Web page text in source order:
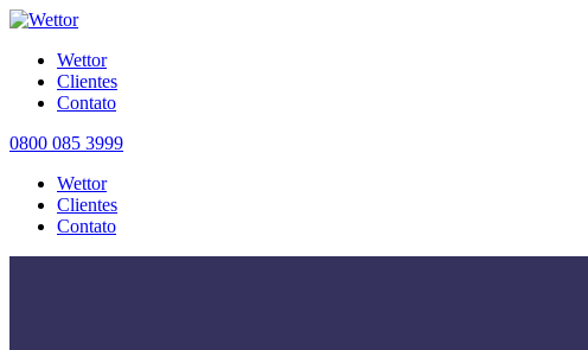
Wettor
Clientes
Contato
0800 085 3999
Wettor
Clientes
Contato